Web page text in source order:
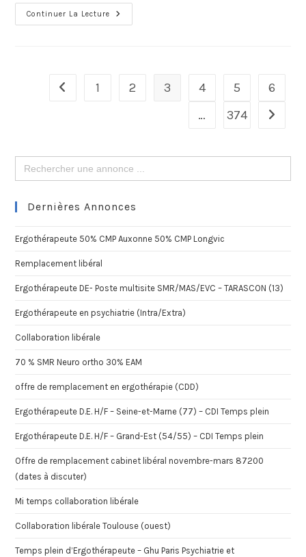
Continuer La Lecture
1 2 3 4 5
6
…
374
Search
for:
Dernières Annonces
Ergothérapeute 50% CMP Auxonne 50% CMP Longvic
Remplacement libéral
Ergothérapeute DE- Poste multisite SMR/MAS/EVC – TARASCON (13)
Ergothérapeute en psychiatrie (Intra/Extra)
Collaboration libérale
70 % SMR Neuro ortho 30% EAM
offre de remplacement en ergothérapie (CDD)
Ergothérapeute D.E. H/F – Seine-et-Marne (77) – CDI Temps plein
Ergothérapeute D.E. H/F – Grand-Est (54/55) – CDI Temps plein
Offre de remplacement cabinet libéral novembre-mars 87200
(dates à discuter)
Mi temps collaboration libérale
Collaboration libérale Toulouse (ouest)
Temps plein d’Ergothérapeute – Ghu Paris Psychiatrie et